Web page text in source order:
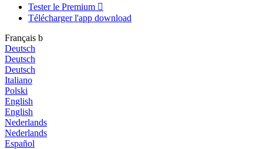
Tester le Premium 
Télécharger l'app download
Français b
Deutsch
Deutsch
Deutsch
Italiano
Polski
English
English
Nederlands
Nederlands
Español